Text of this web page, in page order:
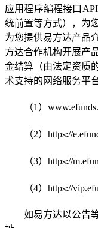
应用程序编程接口 API
统前置等方式），为
为您提供易方达产品
方达合作机构开展产
金结算（由法定资质
术支持的网络服务平
（1 ）
（2） https://
（3） https://
（4） https://
如易方达以公告